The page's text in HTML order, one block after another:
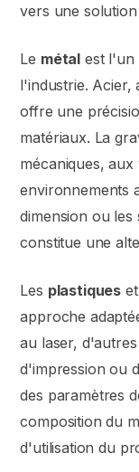
vers une
Le métal est l'un
l'industrie. Acier,
offre une
matériaux. La
mécaniques,
environnements
dimension ou
constitue une
Les plastiques
approche
au laser,
d'impression ou
des paramètres
composition du
d'utilisation du